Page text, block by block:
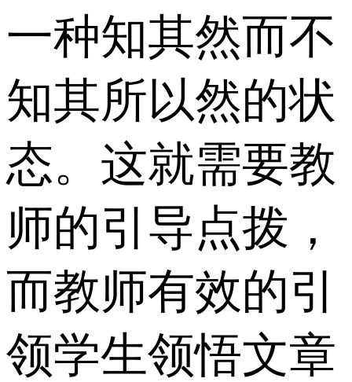
一种知其然而不
知其所以然的状
态。这就需要教
师的引导点拨，
而教师有效的引
领学生领悟文章